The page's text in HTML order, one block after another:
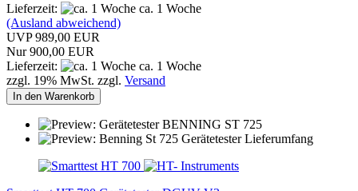
Lieferzeit:
ca. 1 Woche
(Ausland abweichend)
UVP 989,00 EUR
Nur 900,00 EUR
Lieferzeit:
ca. 1 Woche
zzgl. 19% MwSt. zzgl. Versand
In den Warenkorb